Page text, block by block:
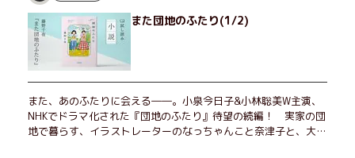
また団地のふたり(1/2)
また、あのふたりに会える――。小泉今日子&小林聡美W主演、
NHKでドラマ化された『団地のふたり』待望の続編！ 実家の団
地で暮らす、イラストレーターのなっちゃんこと奈津子と、大学